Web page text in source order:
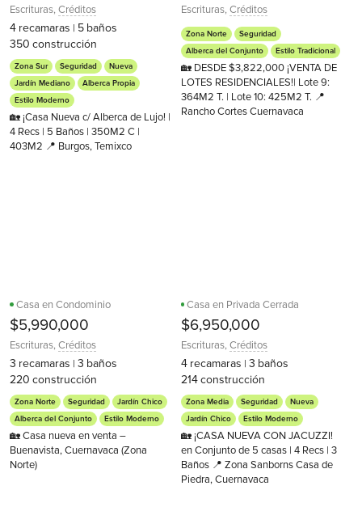
Escrituras,Créditos
4 recamaras | 5 baños
350 construcción
Zona Sur Seguridad
Nueva
Jardín Mediano
Alberca Propia
Estilo Moderno
🏡 ¡Casa Nueva c/ Alberca de Lujo! |
4 Recs | 5 Baños | 350M2 C |
403M2 📍 Burgos, Temixco
Escrituras,Créditos
Zona Norte
Seguridad
Alberca del Conjunto
Estilo Tradicional
🏡 DESDE $3,822,000 ¡VENTA DE
LOTES RESIDENCIALES!| Lote 9:
364M2 T. | Lote 10: 425M2 T. 📍
Rancho Cortes Cuernavaca
Casa en Condominio
$5,990,000
Escrituras,Créditos
3 recamaras | 3 baños
220 construcción
Zona Norte Seguridad
Jardín Chico
Alberca del Conjunto
Estilo Moderno
🏡 Casa nueva en venta –
Buenavista, Cuernavaca (Zona
Norte)
Casa en Privada Cerrada
$6,950,000
Escrituras,Créditos
4 recamaras | 3 baños
214construcción
Zona Media Seguridad
Nueva
Jardín Chico
Estilo Moderno
🏡 ¡CASA NUEVA CON JACUZZI!
en Conjunto de 5 casas | 4 Recs | 3
Baños 📍 Zona Sanborns Casa de
Piedra, Cuernavaca